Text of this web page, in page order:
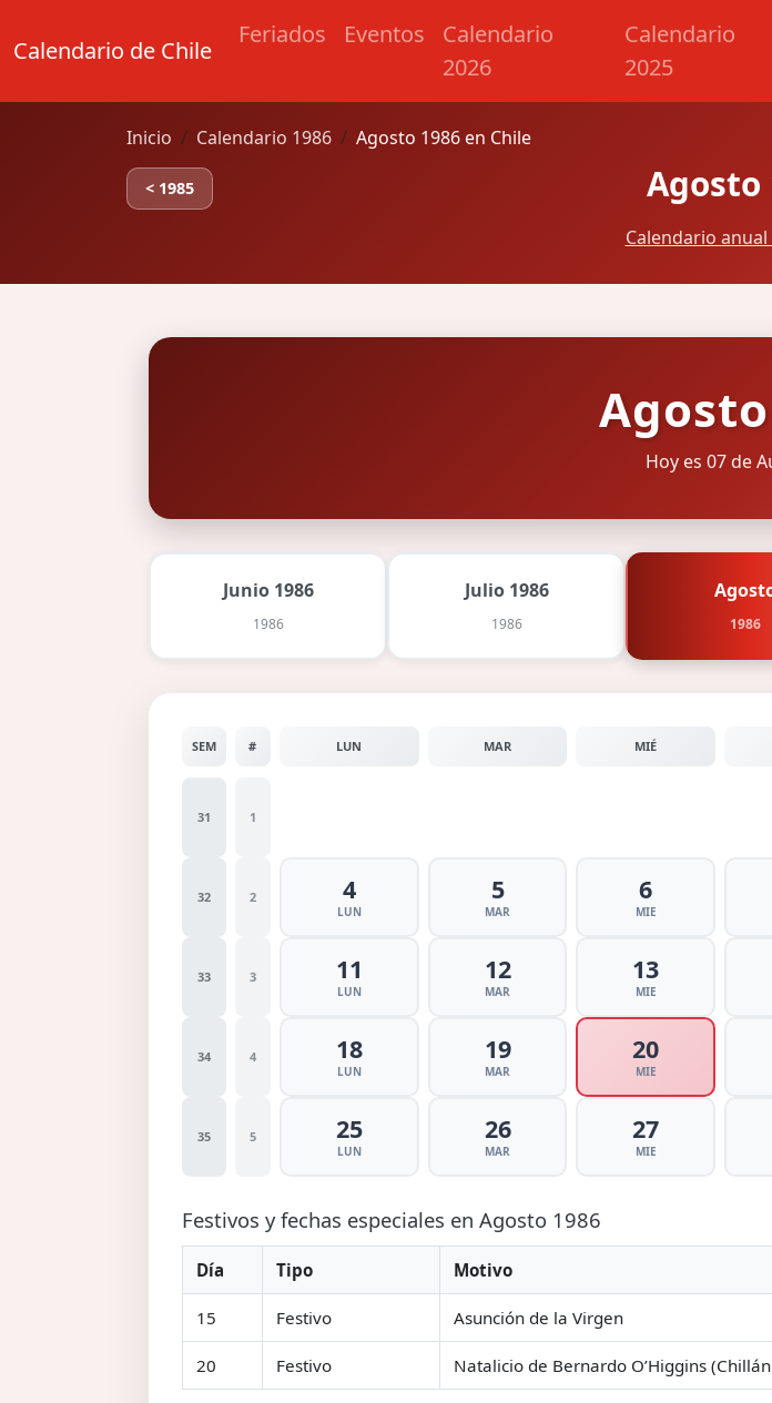
Calendario de Chile
Feriados Eventos
Calendario
2026
Calendario
2025
Inicio Calendario 1986 Agosto 1986 en Chile
< 1985 Agosto
Calendario anual
Hoy es 07 de
Junio 1986
1986
Julio 1986
1986 1986
SEM # LUN MAR MIÉ
31 1
32 2 4
LUN
5
MAR
6
MIE
33 3 11
LUN
12
MAR
13
MIE
34 4 18
LUN
19
MAR
20
MIE
35 5 25
LUN
26
MAR
27
MIE
Festivos y fechas especiales en Agosto 1986
Día Tipo Motivo
15 Festivo Asunción de la Virgen
20 Festivo Natalicio de Bernardo O’Higgins